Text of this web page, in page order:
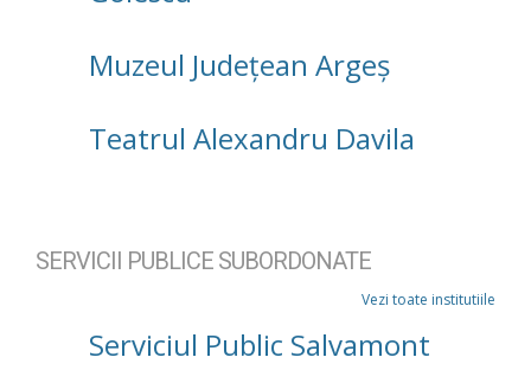
Muzeul Județean Argeș
Teatrul Alexandru Davila
SERVICII PUBLICE SUBORDONATE
Vezi toate institutiile
Serviciul Public Salvamont